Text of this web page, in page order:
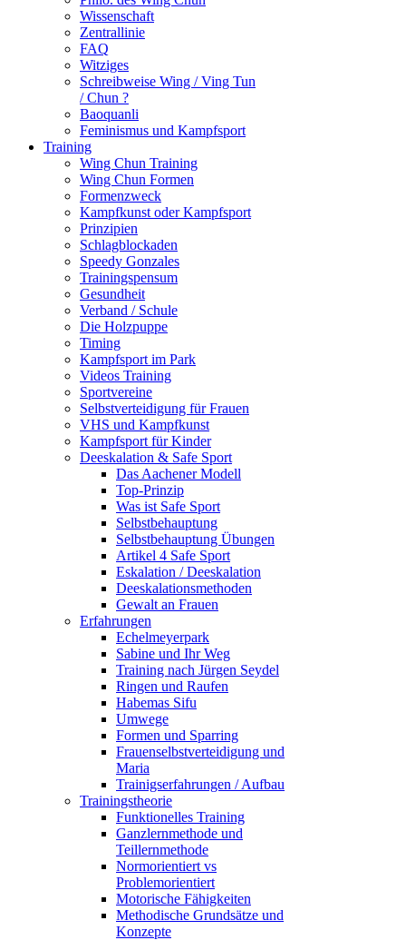
Wissenschaft
Zentrallinie
FAQ
Witziges
Schreibweise Wing / Ving Tun
/ Chun ?
Baoquanli
Feminismus und Kampfsport
Training
Wing Chun Training
Wing Chun Formen
Formenzweck
Kampfkunst oder Kampfsport
Prinzipien
Schlagblockaden
Speedy Gonzales
Trainingspensum
Gesundheit
Verband / Schule
Die Holzpuppe
Timing
Kampfsport im Park
Videos Training
Sportvereine
Selbstverteidigung für Frauen
VHS und Kampfkunst
Kampfsport für Kinder
Deeskalation & Safe Sport
Das Aachener Modell
Top-Prinzip
Was ist Safe Sport
Selbstbehauptung
Selbstbehauptung Übungen
Artikel 4 Safe Sport
Eskalation / Deeskalation
Deeskalationsmethoden
Gewalt an Frauen
Erfahrungen
Echelmeyerpark
Sabine und Ihr Weg
Training nach Jürgen Seydel
Ringen und Raufen
Habemas Sifu
Umwege
Formen und Sparring
Frauenselbstverteidigung und
Maria
Trainigserfahrungen / Aufbau
Trainingstheorie
Funktionelles Training
Ganzlernmethode und
Teillernmethode
Normorientiert vs
Problemorientiert
Motorische Fähigkeiten
Methodische Grundsätze und
Konzepte